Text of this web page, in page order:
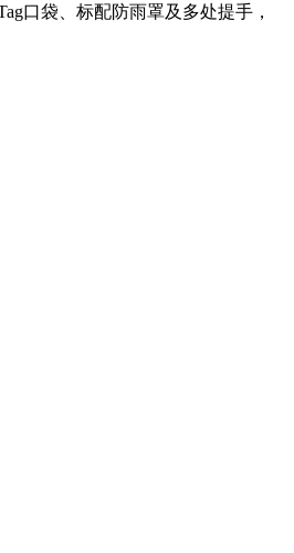
口袋、标配防雨罩及多处提手，